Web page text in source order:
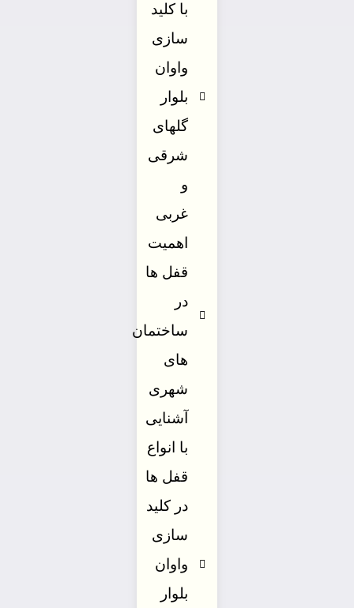
با کلید
سازی
واوان
بلوار
گلهای
شرقی
غربی
اهمیت
قفل ها
ساختمان
های
شهری
آشنایی
با انواع
قفل ها
در کلید
سازی
واوان
بلوار